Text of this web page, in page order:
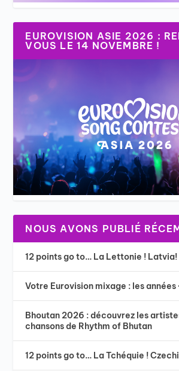
EUROVISION ASIE 2026 :
VOUS LE 14 NOVEMBRE !
NOUS AVONS PUBLIÉ
12 points go to… La Lettonie ! Latvia!
Votre Eurovision mixage : les années
Bhoutan 2026 : découvrez les
chansons de Rhythm of Bhutan
12 points go to… La Tchéquie !